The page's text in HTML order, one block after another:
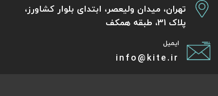
تهران، میدان ولیعصر، ابتدای بلوار کشاورز،
پلاک 31، طبقه همکف
ایمیل
info@kite.ir